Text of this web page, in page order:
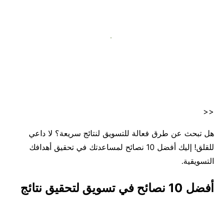
<<
هل تبحث عن طرق فعالة للتسويق لنتائج سريعة؟ لا داعي
للقلق! إليك أفضل 10 نصائح لمساعدتك في تحقيق أهدافك
التسويقية.
أفضل 10 نصائح في تسويق لتحقيق نتائج